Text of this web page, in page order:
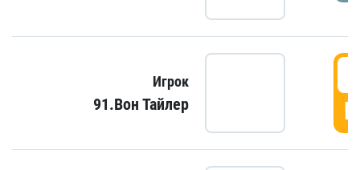
Игрок
91.Вон Тайлер